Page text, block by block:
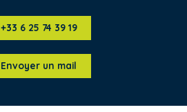
+33 6 25 74 39 19
Envoyer un mail